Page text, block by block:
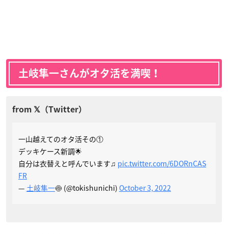
土岐隼一さんがオタ活を満喫！
一山越えてのオタ活その①
デッキケース新調🌟
自分は衣替えと呼んでいます♫ pic.twitter.com/6DORnCAS
FR
— 土岐隼一🍥 (@tokishunichi) October 3, 2022